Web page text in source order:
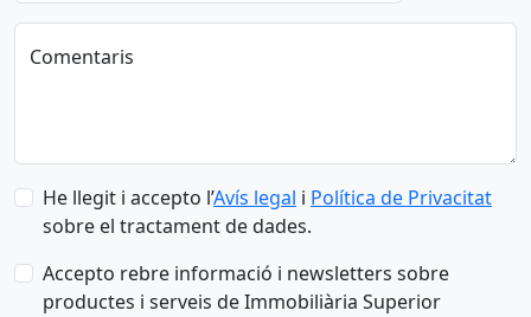
+376
Comentaris
He llegit i accepto l’Avís legal i Política de Privacitat
sobre el tractament de dades.
Accepto rebre informació i newsletters sobre
productes i serveis de Immobiliària Superior